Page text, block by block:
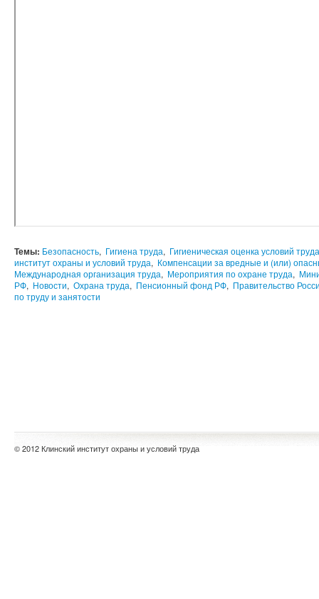
Темы: Безопасность, Гигиена труда, Гигиеническая оценка условий труда
институт охраны и условий труда, Компенсации за вредные и (или)
Международная организация труда, Мероприятия по охране труда,
РФ, Новости, Охрана труда, Пенсионный фонд РФ, Правительство
по труду и занятости
© 2012 Клинский институт охраны и условий труда